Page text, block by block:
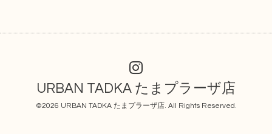
URBAN TADKA たまプラーザ店
©2026 URBAN TADKA たまプラーザ店. All Rights Reserved.